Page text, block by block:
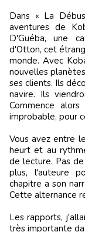
Dans « La
aventures de
D'Guéba, une
d'Otton, cet
monde. Avec
nouvelles
ses clients. Ils
navire. Ils
Commence
improbable, pour
Vous avez entre
heurt et au
de lecture. Pas
plus, l'auteure
chapitre a son
Cette alternance
Les rapports,
très importante